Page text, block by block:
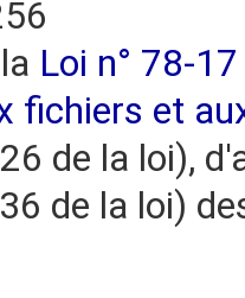
Loi n° 78-
fichiers et
de la loi),
de la loi)